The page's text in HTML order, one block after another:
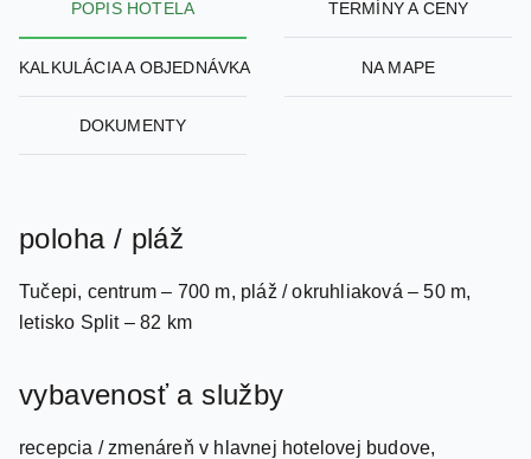
POPIS HOTELA TERMÍNY A CENY
KALKULÁCIA A OBJEDNÁVKA NA MAPE
DOKUMENTY
poloha / pláž
Tučepi, centrum – 700 m, pláž / okruhliaková – 50 m,
letisko Split – 82 km
vybavenosť a služby
recepcia / zmenáreň v hlavnej hotelovej budove,